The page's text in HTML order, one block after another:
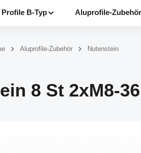
Profile B-Typ Aluprofile-Zubehör
Aluprofile-Zubehör Nutenstein
8 St 2xM8-